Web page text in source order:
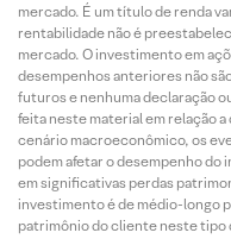
mercado. É um título de renda
rentabilidade não é
mercado. O investimento em
desempenhos anteriores não
futuros e nenhuma declaração
feita neste material em relação
cenário macroeconômico, os
podem afetar o desempenho
em significativas perdas
investimento é de médio-longo
patrimônio do cliente neste tipo